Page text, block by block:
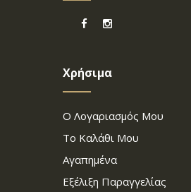
Χρήσιμα
Ο Λογαριασμός Μου
Το Καλάθι Μου
Αγαπημένα
Εξέλιξη Παραγγελίας